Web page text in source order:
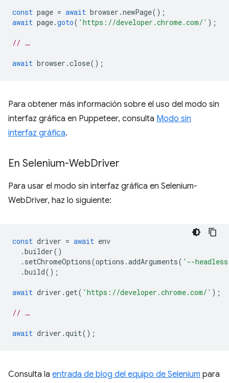
const page = await browser .newPage();
await page.goto( 'https://developer.chrome.com/' );
// …
await browser .close();
Para obtener más información sobre el uso del modo sin
interfaz gráfica en Puppeteer, consulta Modo sin
interfaz gráfica.
En Selenium-WebDriver
Para usar el modo sin interfaz gráfica en Selenium-
WebDriver, haz lo siguiente:
const driver = await env
.builder()
. setChromeOptions(options .addArguments( '--
.build();
await driver .get( 'https://developer.chrome.com/' );
// …
await driver .quit();
Consulta la entrada de blog del equipo de Selenium para